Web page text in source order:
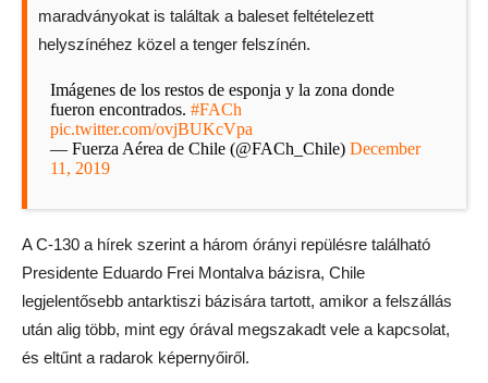
maradványokat is találtak a baleset feltételezett
helyszínéhez közel a tenger felszínén.
Imágenes de los restos de esponja y la zona donde
fueron encontrados.#FACh
pic.twitter.com/ovjBUKcVpa
— Fuerza Aérea de Chile (@FACh_Chile)December
11, 2019
A C-130 a hírek szerint a három órányi repülésre található
Presidente Eduardo Frei Montalva bázisra, Chile
legjelentősebb antarktiszi bázisára tartott, amikor a felszállás
után alig több, mint egy órával megszakadt vele a kapcsolat,
és eltűnt a radarok képernyőiről.